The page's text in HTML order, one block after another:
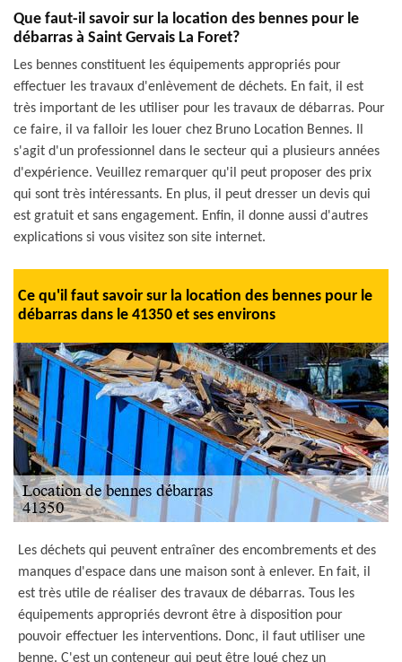
Que faut-il savoir sur la location des bennes pour le
débarras à Saint Gervais La Foret?
Les bennes constituent les équipements appropriés pour
effectuer les travaux d'enlèvement de déchets. En fait, il est
très important de les utiliser pour les travaux de débarras. Pour
ce faire, il va falloir les louer chez Bruno Location Bennes. Il
s'agit d'un professionnel dans le secteur qui a plusieurs années
d'expérience. Veuillez remarquer qu'il peut proposer des prix
qui sont très intéressants. En plus, il peut dresser un devis qui
est gratuit et sans engagement. Enfin, il donne aussi d'autres
explications si vous visitez son site internet.
Ce qu'il faut savoir sur la location des bennes pour le
débarras dans le 41350 et ses environs
Les déchets qui peuvent entraîner des encombrements et des
manques d'espace dans une maison sont à enlever. En fait, il
est très utile de réaliser des travaux de débarras. Tous les
équipements appropriés devront être à disposition pour
pouvoir effectuer les interventions. Donc, il faut utiliser une
benne. C'est un conteneur qui peut être loué chez un